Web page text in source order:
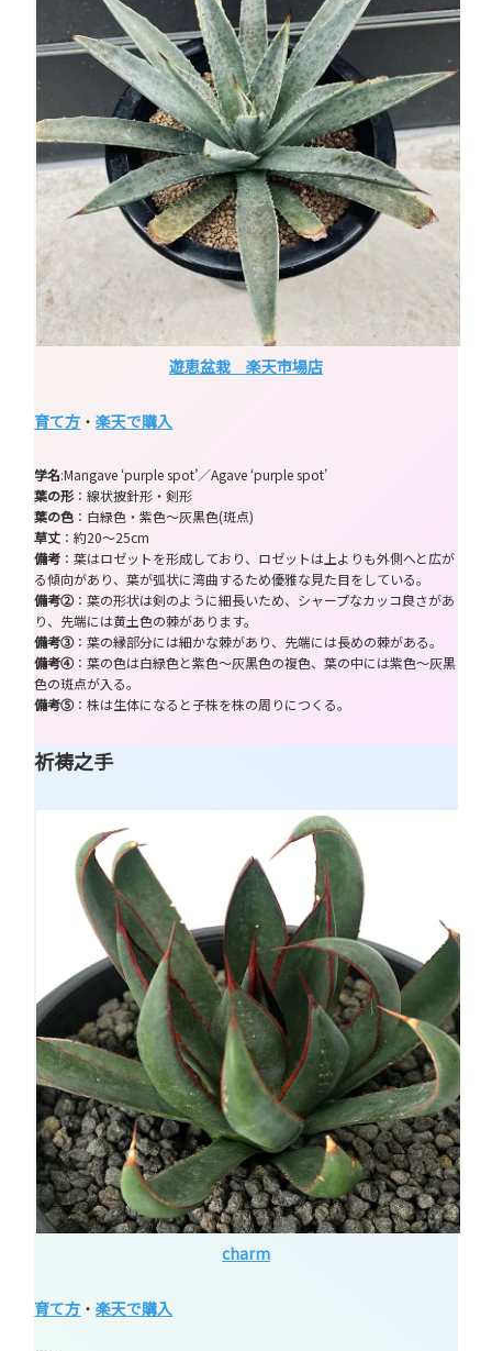
遊恵盆栽 楽天市場店
育て方 ・楽天で購入
学名:Mangave ‘purple spot’／Agave ‘purple spot’
葉の形 ：線状披針形・剣形
葉の色 ：白緑色・紫色～灰黒色(斑点)
草丈 ：約20～25cm
備考 ：葉はロゼットを形成しており、ロゼットは上よりも外側へと広が
る傾向があり、葉が弧状に湾曲するため優雅な見た目をしている。
備考②：葉の形状は剣のように細長いため、シャープなカッコ良さがあ
り、先端には黄土色の棘があります。
備考③：葉の縁部分には細かな棘があり、先端には長めの棘がある。
備考④：葉の色は白緑色と紫色～灰黒色の複色、葉の中には紫色～灰黒
色の斑点が入る。
備考⑤：株は生体になると子株を株の周りにつくる。
祈祷之手
charm
育て方 ・楽天で購入